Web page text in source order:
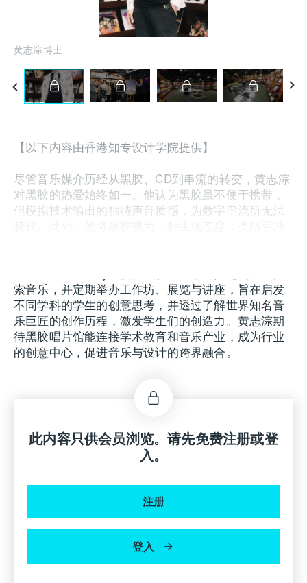
黄志淙博士
【以下内容由香港知专设计学院提供】
尽管音乐媒介历经从黑胶、 CD到串流的转变，黄志淙
对黑胶的热爱始终如一。他认为黑胶虽不便于携带，
但模拟技术输出的独特声音质感，为数字串流所无法
索音乐，并定期举办工作坊、展览与讲座，旨在启发
不同学科的学生的创意思考 ， 并透过了解世界知名音
乐巨匠的创作历程，激发学生们的创造力。黄志淙期
待黑胶唱片馆能连接学术教育和音乐产业，成为行业
的创意中心 ，促进音乐与设计的跨界融合。
此内容只供会员浏览。请先免费注册或登
入。
注册
登入